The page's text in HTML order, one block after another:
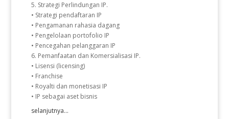
5. Strategi Perlindungan IP.
• Strategi pendaftaran IP
• Pengamanan rahasia dagang
• Pengelolaan portofolio IP
• Pencegahan pelanggaran IP
6. Pemanfaatan dan Komersialisasi IP.
• Lisensi (licensing)
• Franchise
• Royalti dan monetisasi IP
• IP sebagai aset bisnis
selanjutnya...